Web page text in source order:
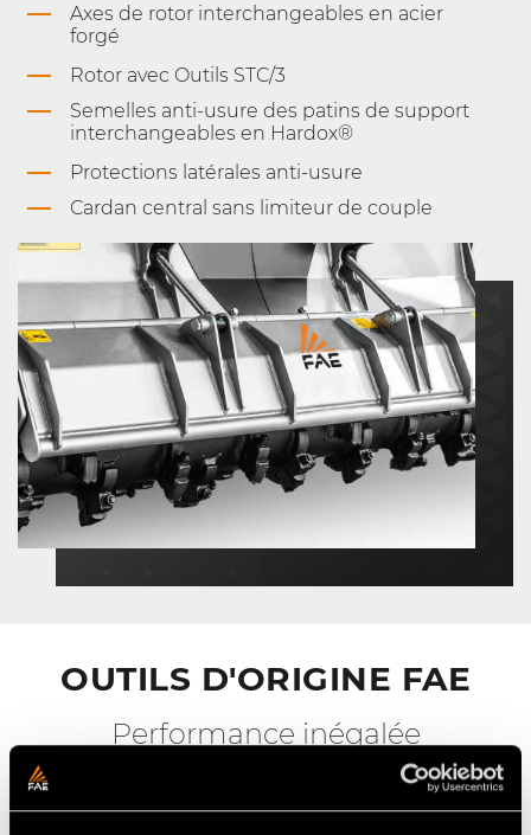
Axes de rotor interchangeables en acier
forgé
Rotor avec Outils STC/3
Semelles anti-usure des patins de support
interchangeables en Hardox®
Protections latérales anti-usure
Cardan central sans limiteur de couple
OUTILS D'ORIGINE FAE
Performance inégalée